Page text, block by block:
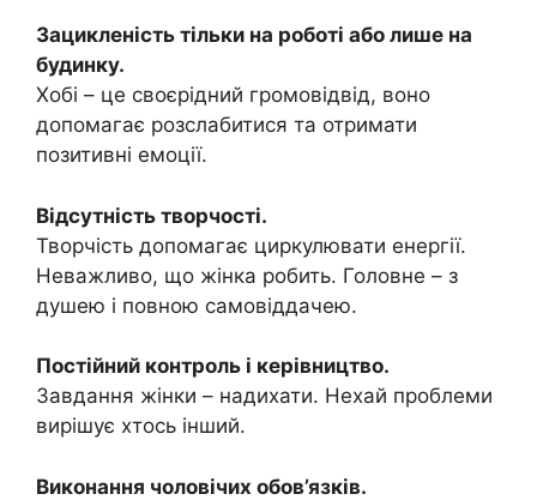
Зацикленість тільки на роботі або лише на
будинку.
Хобі – це своєрідний громовідвід, воно
допомагає розслабитися та отримати
позитивні емоції.
Відсутність творчості.
Творчість допомагає циркулювати енергії.
Неважливо, що жінка робить. Головне – з
душею і повною самовіддачею.
Постійний контроль і керівництво.
Завдання жінки – надихати. Нехай проблеми
вирішує хтось інший.
Виконання чоловічих обов’язків.